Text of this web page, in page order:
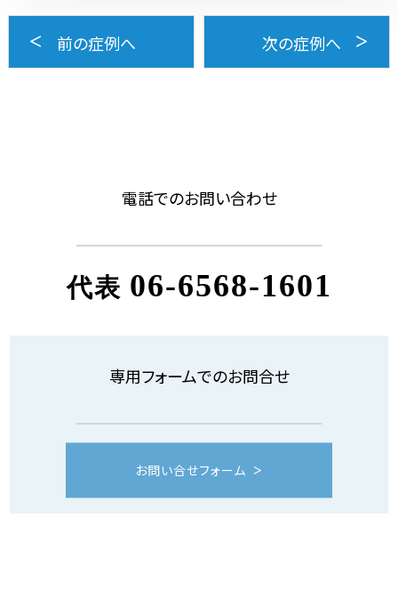
前の症例へ 次の症例へ
電話でのお問い合わせ
代表 06-6568-1601
専用フォームでのお問合せ
お問い合せフォーム